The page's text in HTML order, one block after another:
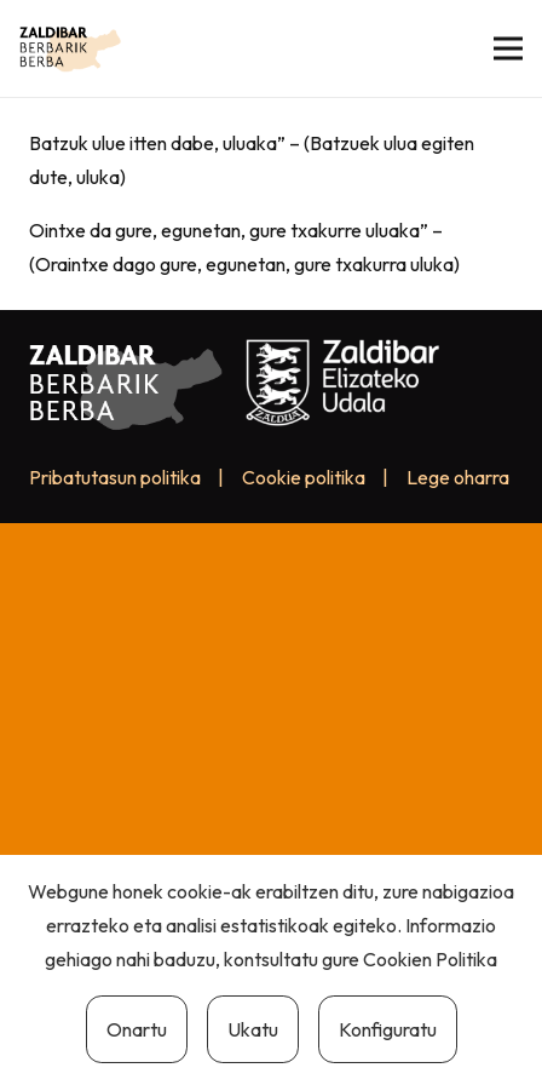
Batzuk ulue itten dabe, uluaka” – (Batzuek ulua egiten
dute, uluka)
Ointxe da gure, egunetan, gure txakurre uluaka” –
(Oraintxe dago gure, egunetan, gure txakurra uluka)
Pribatutasun politika Cookie politika Lege oharra
Webgune honek cookie-ak erabiltzen ditu, zure nabigazioa
errazteko eta analisi estatistikoak egiteko. Informazio
gehiago nahi baduzu, kontsultatu gureCookien Politika
Onartu Ukatu Konfiguratu